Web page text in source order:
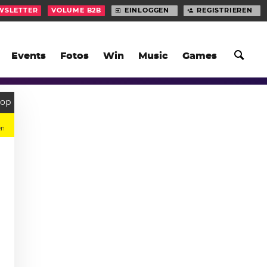
Events Fotos Win Music Games
VOLUME B2B EINLOGGEN REGISTRIEREN